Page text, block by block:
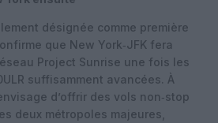
désignée comme première
que New York‑JFK fera
Project Sunrise une fois les
suffisamment avancées. À
d’offrir des vols non‑stop
deux métropoles majeures,